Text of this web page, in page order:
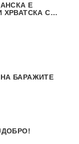
Е
ХРВАТСКА СЕ
БАРАЖИТЕ